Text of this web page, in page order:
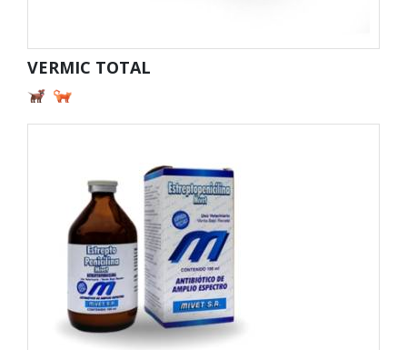
VERMIC TOTAL